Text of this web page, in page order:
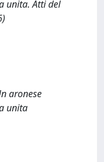
unita. Atti del
aronese
unita